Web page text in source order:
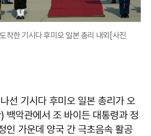
착한 기시다 후미오 일본 총리 내외[사진
선 기시다 후미오 일본 총리가 오
백악관에서 조 바이든 대통령과 정
인 가운데 양국 간 극초음속 활공